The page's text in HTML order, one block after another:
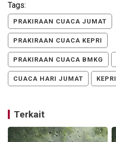
Tags:
PRAKIRAAN CUACA JUMAT
PRAKIRAAN CUACA KEPRI
PRAKIRAAN CUACA BMKG
CUACA HARI JUMAT KEPRI
Terkait